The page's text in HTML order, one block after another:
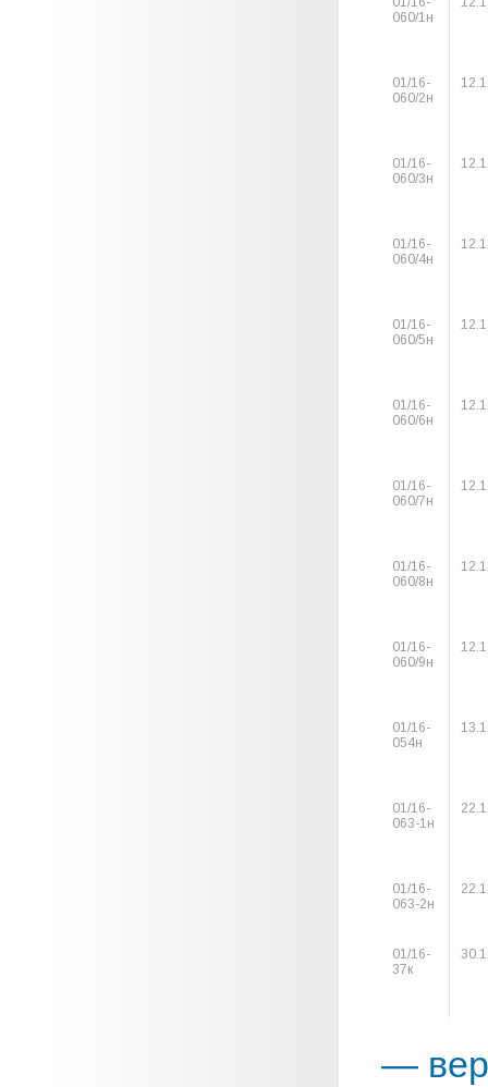
060/1н
01/16-
060/2н
01/16-
060/3н
01/16-
060/4н
01/16-
060/5н
01/16-
060/6н
01/16-
060/7н
01/16-
060/8н
01/16-
060/9н
01/16-
054н
01/16-
063-1н
01/16-
063-2н
01/16-
37к
—